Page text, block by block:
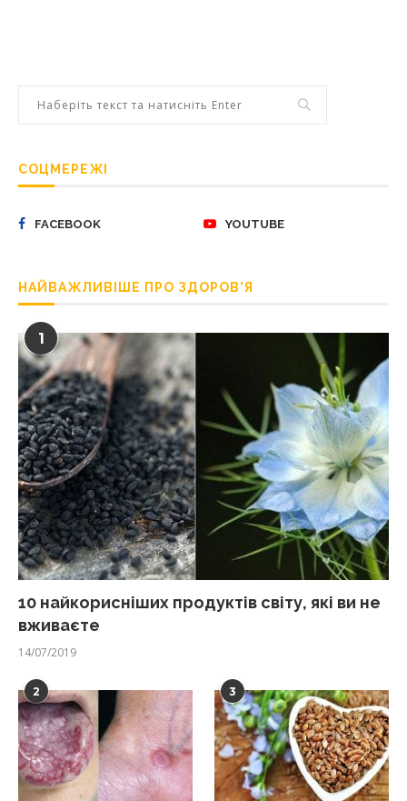
СОЦМЕРЕЖІ
FACEBOOK YOUTUBE
НАЙВАЖЛИВІШЕ ПРО ЗДОРОВ’Я
1
10 найкорисніших продуктів світу, які ви не
вживаєте
14/07/2019
2 3